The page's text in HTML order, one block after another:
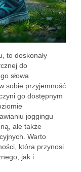
to doskonały
do
słowa
sobie przyjemność
go dostępnym
joggingu
ale także
Warto
która przynosi
jak i